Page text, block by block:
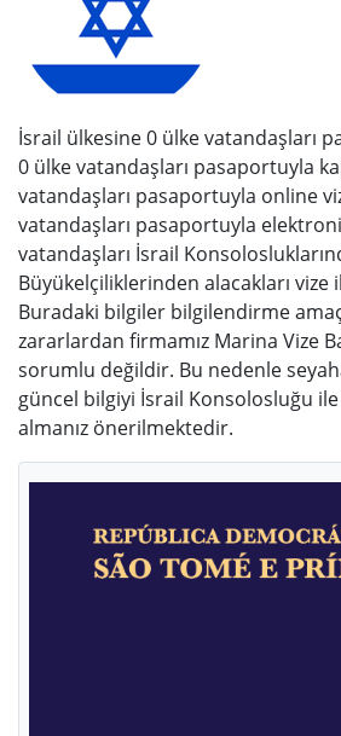
İsrail ülkesine 0 ülke vatandaşları
0 ülke vatandaşları pasaportuyla
vatandaşları pasaportuyla online
vatandaşları pasaportuyla
vatandaşları İsrail
Büyükelçiliklerinden alacakları
Buradaki bilgiler bilgilendirme
zararlardan firmamız Marina Vize
sorumlu değildir. Bu nedenle
güncel bilgiyi İsrail Konsolosluğu
almanız önerilmektedir.